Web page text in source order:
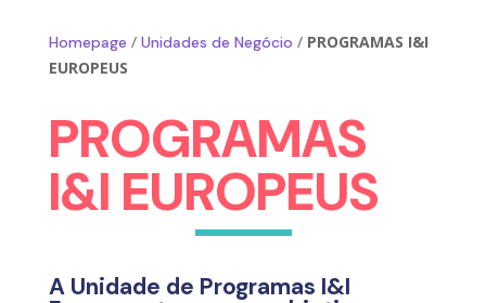
Homepage / Unidades de Negócio / PROGRAMAS I&I
EUROPEUS
PROGRAMAS
I&I EUROPEUS
A Unidade de Programas I&I